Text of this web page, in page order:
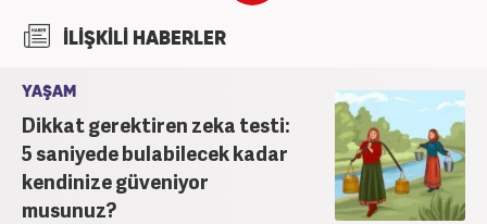
İLİŞKİLİ HABERLER
YAŞAM
Dikkat gerektiren zeka testi:
5 saniyede bulabilecek kadar
kendinize güveniyor
musunuz?